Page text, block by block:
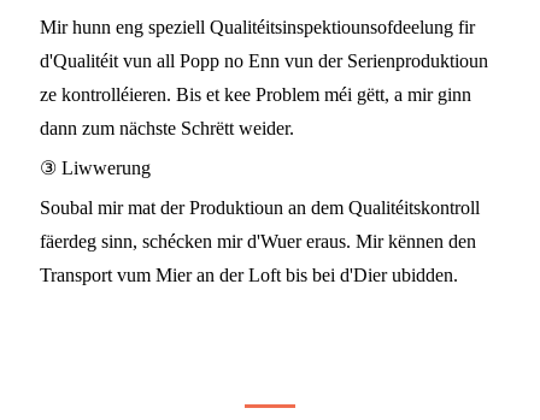
Mir hunn eng speziell Qualitéitsinspektiounsofdeelung fir
d'Qualitéit vun all Popp no ​​Enn vun der Serienproduktioun
ze kontrolléieren. Bis et kee Problem méi gëtt, a mir ginn
dann zum nächste Schrëtt weider.
③ Liwwerung
Soubal mir mat der Produktioun an dem Qualitéitskontroll
fäerdeg sinn, schécken mir d'Wuer eraus. Mir kënnen den
Transport vum Mier an der Loft bis bei d'Dier ubidden.